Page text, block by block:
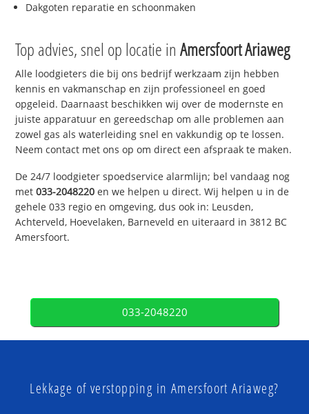
Dakgoten reparatie en schoonmaken
Top advies, snel op locatie inAmersfoort Ariaweg
Alle loodgieters die bij ons bedrijf werkzaam zijn hebben
kennis en vakmanschap en zijn professioneel en goed
opgeleid. Daarnaast beschikken wij over de modernste en
juiste apparatuur en gereedschap om alle problemen aan
zowel gas als waterleiding snel en vakkundig op te lossen.
Neem contact met ons op om direct een afspraak te maken.
De 24/7 loodgieter spoedservice alarmlijn; bel vandaag nog
met033-2048220 en we helpen u direct. Wij helpen u in de
gehele 033 regio en omgeving, dus ook in: Leusden,
Achterveld, Hoevelaken, Barneveld en uiteraard in 3812 BC
Amersfoort.
033-2048220
Lekkage of verstopping in Amersfoort Ariaweg?